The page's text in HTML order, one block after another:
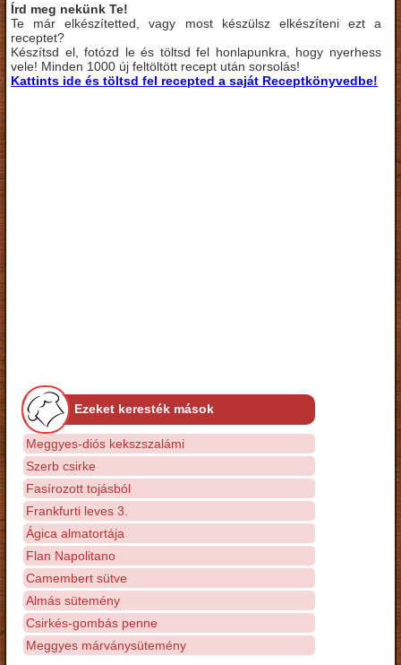
Írd meg nekünk Te!
Te már elkészítetted, vagy most készülsz elkészíteni ezt a
receptet?
Készítsd el, fotózd le és töltsd fel honlapunkra, hogy nyerhess
vele! Minden 1000 új feltöltött recept után sorsolás!
Kattints ide és töltsd fel recepted a saját Receptkönyvedbe!
Ezeket keresték mások
Meggyes-diós kekszszalámi
Szerb csirke
Fasírozott tojásból
Frankfurti leves 3.
Ágica almatortája
Flan Napolitano
Camembert sütve
Almás sütemény
Csirkés-gombás penne
Meggyes márványsütemény